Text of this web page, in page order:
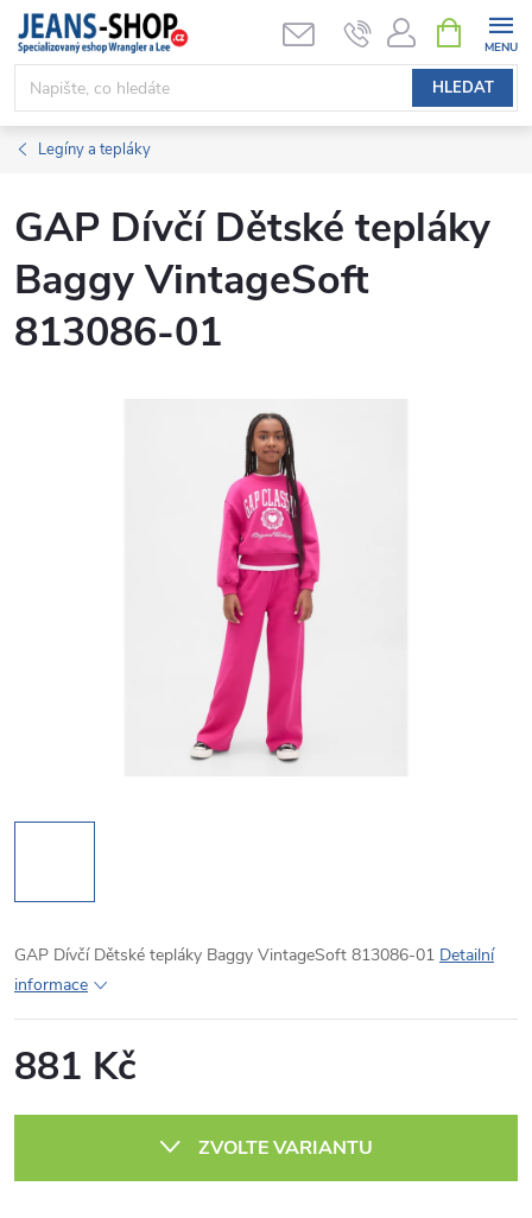
Přejít
obsah
HLEDAT
NÁKUPNÍ
KOŠÍK
Legíny a tepláky
GAP Dívčí Dětské tepláky
Baggy VintageSoft
813086-01
GAP Dívčí Dětské tepláky Baggy VintageSoft 813086-01 Detailní
informace
881 Kč
ZVOLTE VARIANTU